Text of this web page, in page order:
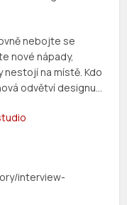
nebojte se
nové nápady,
na místě. Kdo
odvětví designu…
interview-